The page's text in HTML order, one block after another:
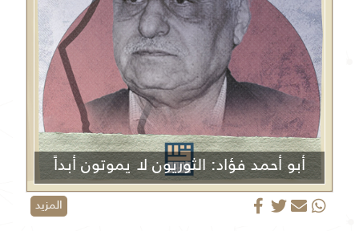
أبو أحمد فؤاد: الثوريون لا يموتون أبداً
المزيد